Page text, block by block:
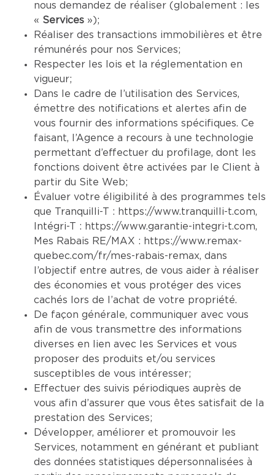
nous demandez de réaliser (globalement : les
« Services »);
Réaliser des transactions immobilières et être
rémunérés pour nos Services;
Respecter les lois et la réglementation en
vigueur;
Dans le cadre de l’utilisation des Services,
émettre des notifications et alertes afin de
vous fournir des informations spécifiques. Ce
faisant, l’Agence a recours à une technologie
permettant d’effectuer du profilage, dont les
fonctions doivent être activées par le Client à
partir du Site Web;
Évaluer votre éligibilité à des programmes tels
que Tranquilli-T : https://www.tranquilli-t.com,
Intégri-T : https://www.garantie-integri-t.com,
Mes Rabais RE/MAX : https://www.remax-
quebec.com/fr/mes-rabais-remax, dans
l’objectif entre autres, de vous aider à réaliser
des économies et vous protéger des vices
cachés lors de l’achat de votre propriété.
De façon générale, communiquer avec vous
afin de vous transmettre des informations
diverses en lien avec les Services et vous
proposer des produits et/ou services
susceptibles de vous intéresser;
Effectuer des suivis périodiques auprès de
vous afin d’assurer que vous êtes satisfait de la
prestation des Services;
Développer, améliorer et promouvoir les
Services, notamment en générant et publiant
des données statistiques dépersonnalisées à